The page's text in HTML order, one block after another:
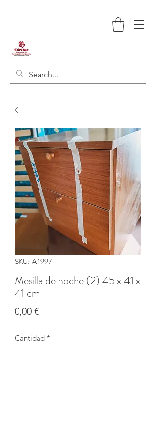
SKU: A1997
Mesilla de noche (2) 45 x 41 x
41 cm
0,00 €Precio
Cantidad *